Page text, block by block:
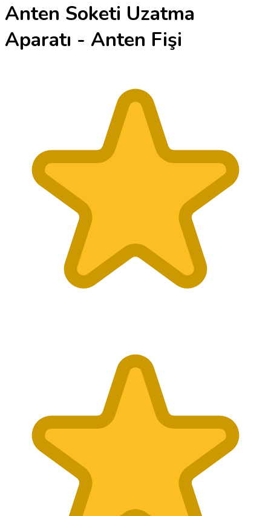
Anten Soketi Uzatma
Aparatı - Anten Fişi